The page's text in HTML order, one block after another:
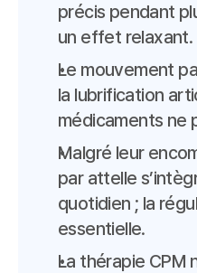
précis pendant
un effet relaxant.
Le mouvement
la lubrification
médicaments ne
Malgré leur
par attelle
quotidien ; la
essentielle.
La thérapie CPM